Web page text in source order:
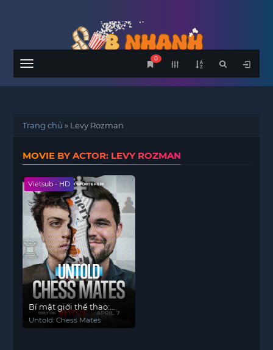
Menu
0
Trang chủ » Levy Rozman
MOVIE BY ACTOR: LEVY ROZMAN
Vietsub - HD
Bí mật giới thể thao:
Chiếu hết
Untold: Chess Mates